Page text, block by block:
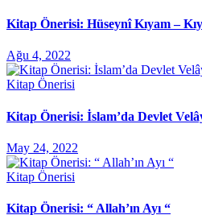
Kitap Önerisi: Hüseynî Kıyam –
Ağu 4, 2022
Kitap Önerisi
Kitap Önerisi: İslam’da Devlet
May 24, 2022
Kitap Önerisi
Kitap Önerisi: “ Allah’ın Ayı “